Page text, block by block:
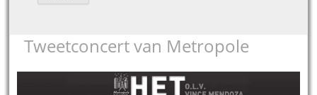
Tweetconcert van Metropole